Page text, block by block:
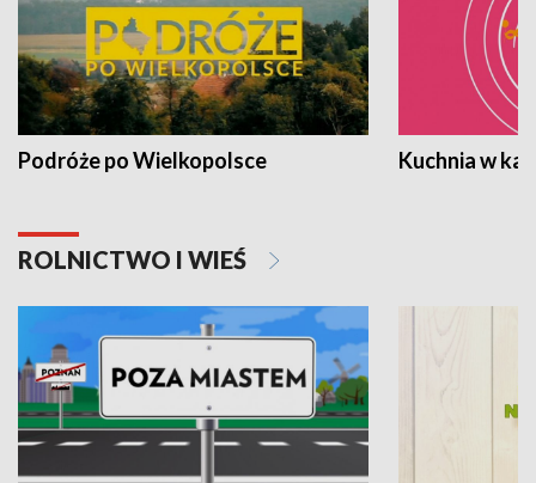
Podróże po Wielkopolsce Kuchnia w
ROLNICTWO I WIEŚ